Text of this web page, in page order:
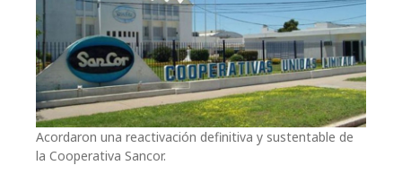
Acordaron una reactivación definitiva y sustentable de
la Cooperativa Sancor.